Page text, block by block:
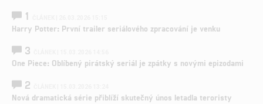
1
Harry Potter: První trailer seriálového zpracování je venku
3
One Piece: Oblíbený pirátský seriál je zpátky s novými epizodami
2
Nová dramatická série přiblíží skutečný únos letadla teroristy